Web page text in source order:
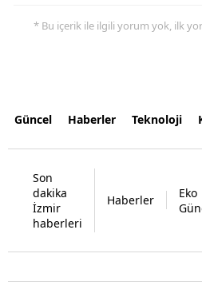
* Bu içerik ile ilgili yorum yok, ilk
Güncel Haberler Teknoloji
Son
dakika
İzmir
haberleri
Haberler
Eko